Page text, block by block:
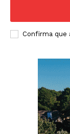
Confirma que